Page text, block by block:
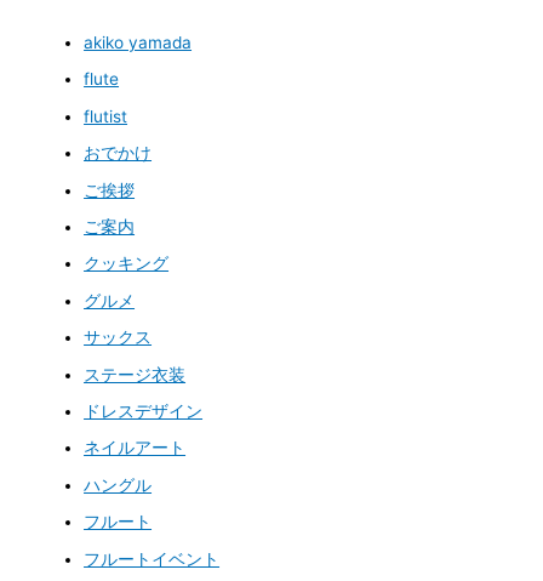
akiko yamada
flute
flutist
おでかけ
ご挨拶
ご案内
クッキング
グルメ
サックス
ステージ衣装
ドレスデザイン
ネイルアート
ハングル
フルート
フルートイベント